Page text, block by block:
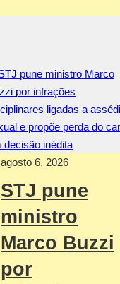
agosto 6, 2026
STJ pune
ministro
Marco Buzzi
por